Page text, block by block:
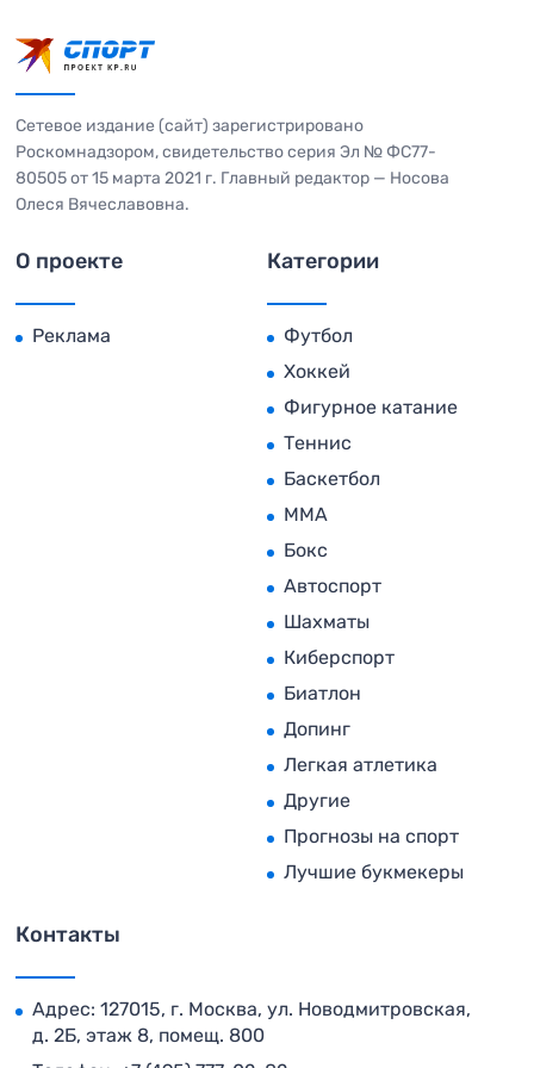
Сетевое издание (сайт) зарегистрировано
Роскомнадзором, свидетельство серия Эл № ФС77-
80505 от 15 марта 2021 г. Главный редактор — Носова
Олеся Вячеславовна.
О проекте
Реклама
Категории
Футбол
Хоккей
Фигурное катание
Теннис
Баскетбол
MMA
Бокс
Автоспорт
Шахматы
Киберспорт
Биатлон
Допинг
Легкая атлетика
Другие
Прогнозы на спорт
Лучшие букмекеры
Контакты
Адрес: 127015, г. Москва, ул. Новодмитровская,
д. 2Б, этаж 8, помещ. 800